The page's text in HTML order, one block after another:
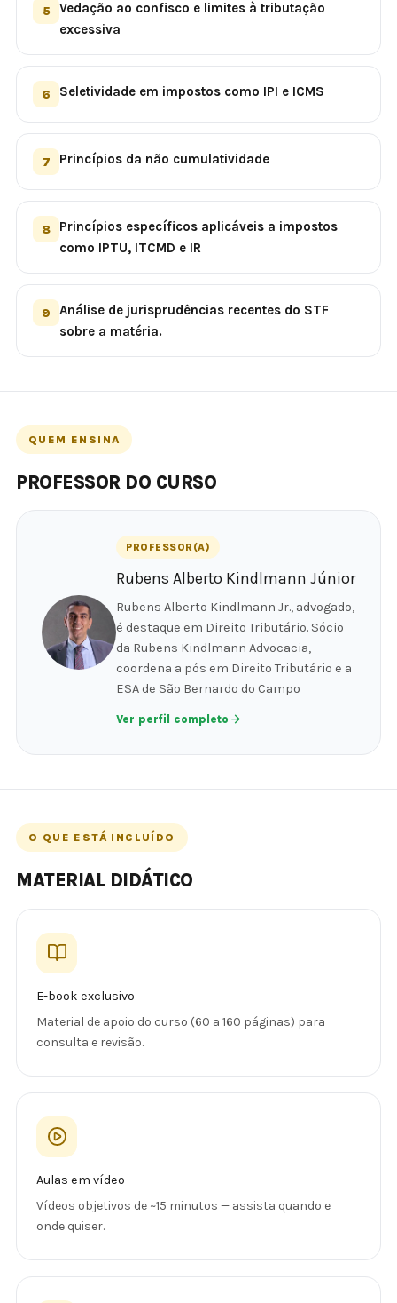
5
Vedação ao confisco e limites à tributação
excessiva
6 Seletividade em impostos como IPI e ICMS
7 Princípios da não cumulatividade
8
Princípios específicos aplicáveis a impostos
como IPTU, ITCMD e IR
9
Análise de jurisprudências recentes do STF
sobre a matéria.
QUEM ENSINA
PROFESSOR DO CURSO
PROFESSOR(A)
Rubens Alberto Kindlmann Júnior
Rubens Alberto Kindlmann Jr., advogado,
é destaque em Direito Tributário. Sócio
da Rubens Kindlmann Advocacia,
coordena a pós em Direito Tributário e a
ESA de São Bernardo do Campo
Ver perfil completo
O QUE ESTÁ INCLUÍDO
MATERIAL DIDÁTICO
E-book exclusivo
Material de apoio do curso (60 a 160 páginas) para
consulta e revisão.
Aulas em vídeo
Vídeos objetivos de ~15 minutos — assista quando e
onde quiser.